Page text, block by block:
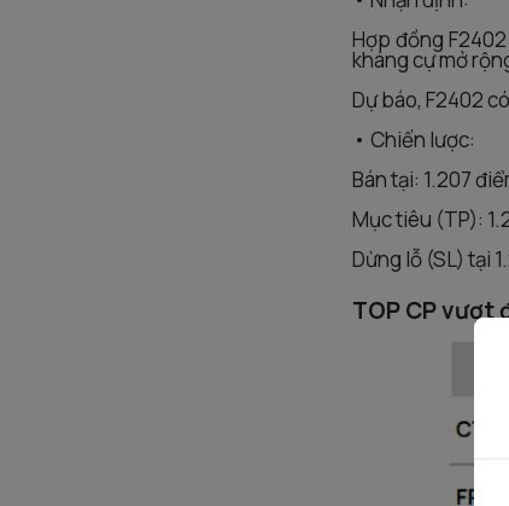
Hợp đồng
kháng cự mở
Dự báo, F2402
• Chiến lược:
Bán tại: 1.207
Mục tiêu (TP):
Dừng lỗ (SL) tại
TOP CP vượt